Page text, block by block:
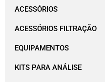
ACESSÓRIOS
ACESSÓRIOS FILTRAÇÃO
EQUIPAMENTOS
KITS PARA ANÁLISE